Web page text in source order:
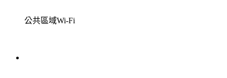
公共區域Wi-Fi